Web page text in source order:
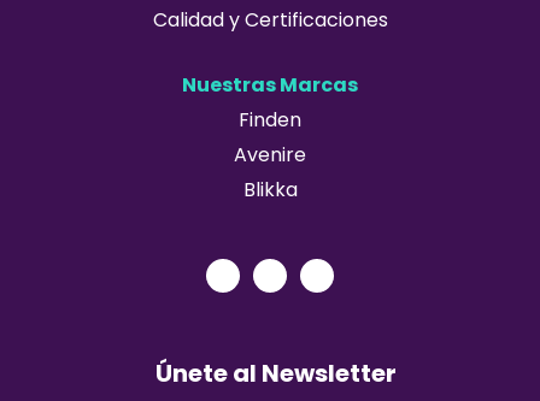
Calidad y Certificaciones
Nuestras Marcas
Finden
Avenire
Blikka
Únete al Newsletter